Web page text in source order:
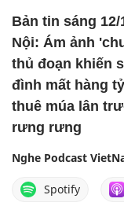
Bản tin sáng
Nội: Ám ảnh
thủ đoạn khiến
đình mất hàng
thuê múa lân
rưng rưng
Nghe Podcast
Spotify